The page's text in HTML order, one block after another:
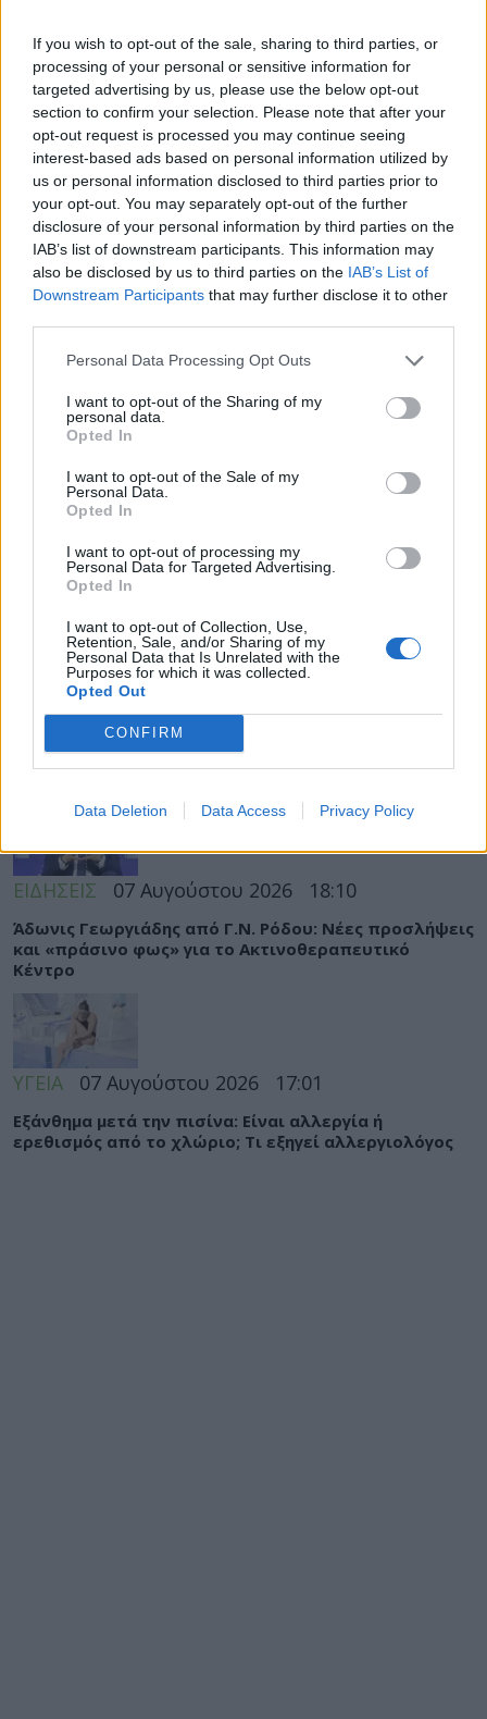
If you wish to opt-out of the sale, sharing to third parties, or
processing of your personal or sensitive information for
targeted advertising by us, please use the below opt-out
section to confirm your selection. Please note that after your
opt-out request is processed you may continue seeing
interest-based ads based on personal information utilized by
us or personal information disclosed to third parties prior to
your opt-out. You may separately opt-out of the further
disclosure of your personal information by third parties on the
IAB’s list of downstream participants. This information may
also be disclosed by us to third parties on the IAB’s List of
Downstream Participants that may further disclose it to other
Personal Data Processing Opt Outs
I want to opt-out of the Sharing of my
personal data.
Opted In
I want to opt-out of the Sale of my
Personal Data.
Opted In
I want to opt-out of processing my
Personal Data for Targeted Advertising.
Opted In
I want to opt-out of Collection, Use,
Retention, Sale, and/or Sharing of my
Personal Data that Is Unrelated with the
Purposes for which it was collected.
Opted Out
CONFIRM
Data Deletion Data Access Privacy Policy
ΔΙΑΤΡΟΦΗ 07 Αυγούστου 2026 19:06
Κεχρί: Πώς μια ενισχυμένη ποικιλία μπορεί να
«γεμίσει» σίδηρο τα παιδιά, χωρίς παρενέργειες
ΕΙΔΗΣΕΙΣ 07 Αυγούστου 2026 18:10
Άδωνις Γεωργιάδης από Γ.Ν. Ρόδου: Νέες προσλήψεις
και «πράσινο φως» για το Ακτινοθεραπευτικό
Κέντρο
ΥΓΕΙΑ 07 Αυγούστου 2026 17:01
Εξάνθημα μετά την πισίνα: Είναι αλλεργία ή
ερεθισμός από το χλώριο; Τι εξηγεί αλλεργιολόγος